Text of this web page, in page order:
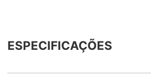
ESPECIFICAÇÕES